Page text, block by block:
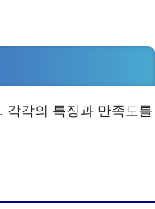
각각의 특징과 만족도를